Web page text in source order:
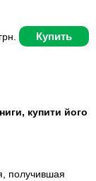
грн. Купить
купити його
получившая